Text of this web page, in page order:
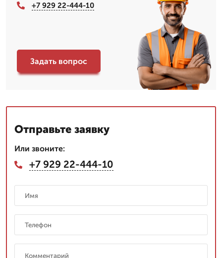
+7 929 22-444-10
Задать вопрос
Отправьте заявку
Или звоните:
+7 929 22-444-10